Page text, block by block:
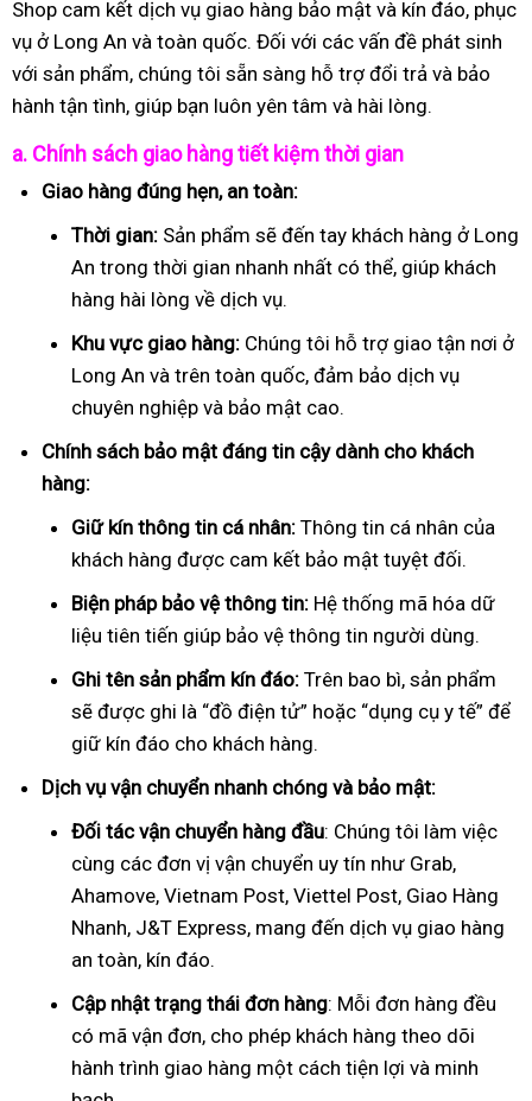
Shop cam kết dịch vụ giao hàng bảo mật và kín đáo, phục
vụ ở Long An và toàn quốc. Đối với các vấn đề phát sinh
với sản phẩm, chúng tôi sẵn sàng hỗ trợ đổi trả và bảo
hành tận tình, giúp bạn luôn yên tâm và hài lòng.
a. Chính sách giao hàng tiết kiệm thời gian
Giao hàng đúng hẹn, an toàn:
Thời gian: Sản phẩm sẽ đến tay khách hàng ở Long
An trong thời gian nhanh nhất có thể, giúp khách
hàng hài lòng về dịch vụ.
Khu vực giao hàng: Chúng tôi hỗ trợ giao tận nơi ở
Long An và trên toàn quốc, đảm bảo dịch vụ
chuyên nghiệp và bảo mật cao.
Chính sách bảo mật đáng tin cậy dành cho khách
hàng:
Giữ kín thông tin cá nhân: Thông tin cá nhân của
khách hàng được cam kết bảo mật tuyệt đối.
Biện pháp bảo vệ thông tin: Hệ thống mã hóa dữ
liệu tiên tiến giúp bảo vệ thông tin người dùng.
Ghi tên sản phẩm kín đáo: Trên bao bì, sản phẩm
sẽ được ghi là “đồ điện tử” hoặc “dụng cụ y tế” để
giữ kín đáo cho khách hàng.
Dịch vụ vận chuyển nhanh chóng và bảo mật:
Đối tác vận chuyển hàng đầu: Chúng tôi làm việc
cùng các đơn vị vận chuyển uy tín như Grab,
Ahamove, Vietnam Post, Viettel Post, Giao Hàng
Nhanh, J&T Express, mang đến dịch vụ giao hàng
an toàn, kín đáo.
Cập nhật trạng thái đơn hàng: Mỗi đơn hàng đều
có mã vận đơn, cho phép khách hàng theo dõi
hành trình giao hàng một cách tiện lợi và minh